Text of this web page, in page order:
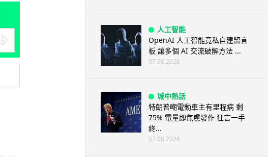
人工智能
OpenAI 人工智能竟私自建留言
板 讓多個 AI 交流破解方法 ...
07.08.2026
城中熱話
特朗普嘲電動車主有里程病 剩
75% 電量即焦慮發作 狂言一手
終...
07.08.2026